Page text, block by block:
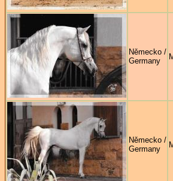
Německo /
Germany
Německo /
Germany